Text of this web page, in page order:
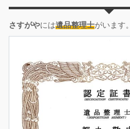
さすがやには遺品整理士がいます。